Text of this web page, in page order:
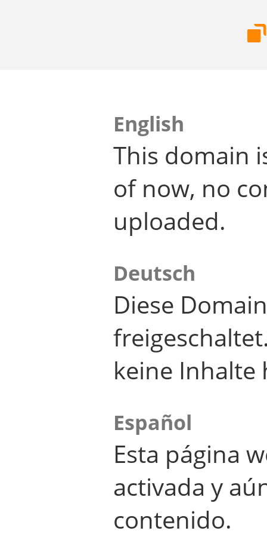
English
This domain
of now, no
uploaded.
Deutsch
Diese
keine Inhalte
Español
Esta página
activada y
contenido.